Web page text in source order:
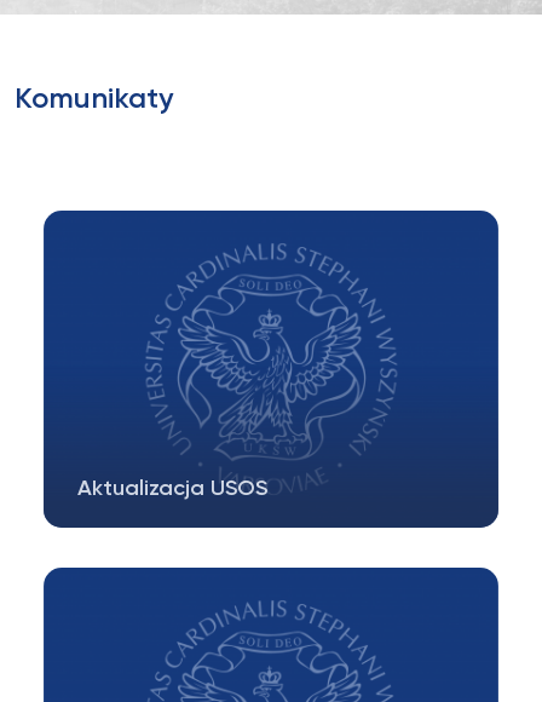
Komunikaty
Aktualizacja USOS
APD, Katalog ECTS odbędzie się w terminie…